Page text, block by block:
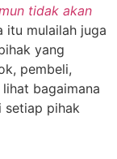
tidak akan
mulailah juga
yang
pembeli,
bagaimana
setiap pihak